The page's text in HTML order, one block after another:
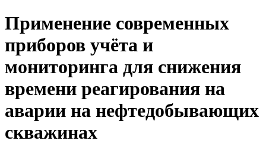
Применение современных
приборов учёта и
мониторинга для снижения
времени реагирования на
аварии на нефтедобывающих
скважинах